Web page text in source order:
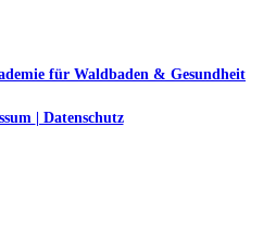
für Waldbaden & Gesundheit
| Datenschutz